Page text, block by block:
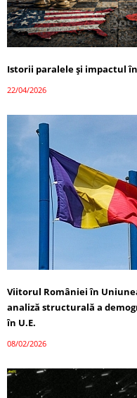
Istorii paralele și impactul
22/04/2026
Viitorul României în
analiză structurală a
în U.E.
08/02/2026